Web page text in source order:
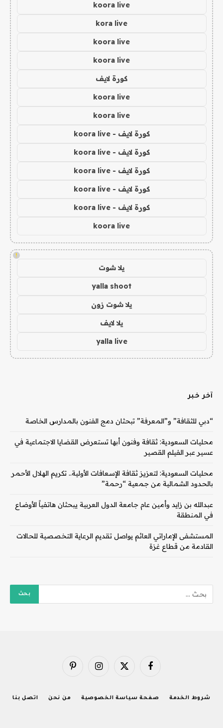
koora live
kora live
koora live
koora live
كورة لايف
koora live
koora live
كورة لايف - koora live
كورة لايف - koora live
كورة لايف - koora live
كورة لايف - koora live
كورة لايف - koora live
koora live
!
يلا شوت
yalla shoot
يلا شوت زون
يلا لايف
yalla live
آخر خبر
“دبي للثقافة” و”المعرفة” تبحثان دمج الفنون بالمدارس الخاصة
محليات السعودية: ثقافة وفنون أبها تستعرض القضايا الاجتماعية في
عسير عبر الفيلم القصير
محليات السعودية: لتعزيز ثقافة الإسعافات الأولية.. تكريم الهلال الأحمر
بالحدود الشمالية من جمعية “رحمة”
عبدالله بن زايد وأمين عام جامعة الدول العربية يبحثان هاتفياً الأوضاع
في المنطقة
المستشفى الإماراتي العائم يواصل تقديم الرعاية التخصصية للحالات
القادمة من قطاع غزة
فيسبوك X
الانستغرامبينتيريست
شروط الخدمة صفحة سياسة الخصوصية من نحن اتصل بنا